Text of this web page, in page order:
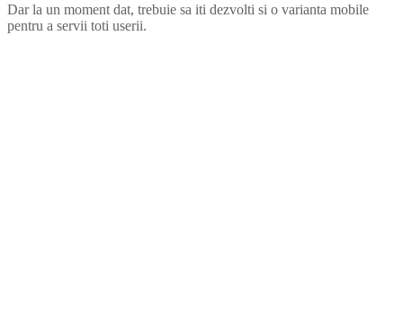
Dar la un moment dat, trebuie sa iti dezvolti si o varianta mobile
pentru a servii toti userii.